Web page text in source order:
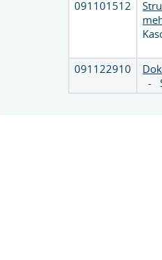
091101512
091122910
-